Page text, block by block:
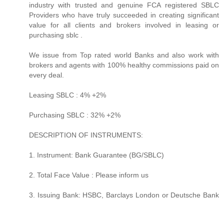
industry with trusted and genuine FCA registered SBLC
Providers who have truly succeeded in creating significant
value for all clients and brokers involved in leasing or
purchasing sblc .
We issue from Top rated world Banks and also work with
brokers and agents with 100% healthy commissions paid on
every deal.
Leasing SBLC : 4% +2%
Purchasing SBLC : 32% +2%
DESCRIPTION OF INSTRUMENTS:
1. Instrument: Bank Guarantee (BG/SBLC)
2. Total Face Value : Please inform us
3. Issuing Bank: HSBC, Barclays London or Deutsche Bank